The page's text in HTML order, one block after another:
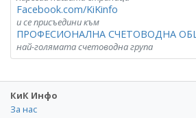
Facebook.com/KiKinfo
и се присъедини към
ПРОФЕСИОНАЛНА СЧЕТОВОДНА
най-голямата счетоводна група
КиК Инфо
За нас